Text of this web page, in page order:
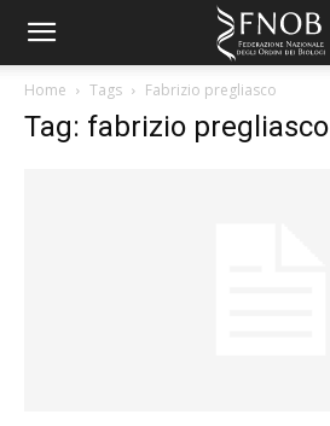
Home Tags Fabrizio pregliasco
Tag: fabrizio pregliasco